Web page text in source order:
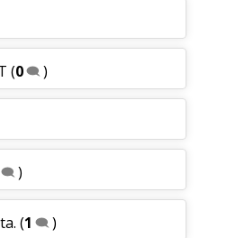
(0 )
)
(1 )